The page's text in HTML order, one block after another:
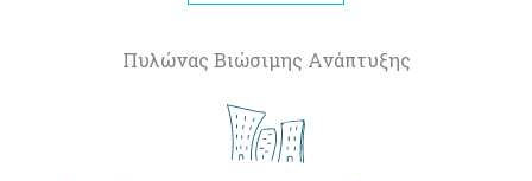
Πυλώνας Βιώσιμης Ανάπτυξης